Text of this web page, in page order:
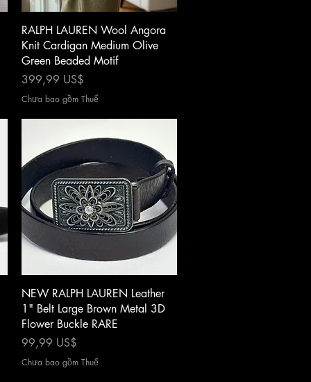
Xem nhanh
RALPH LAUREN Wool Angora
Knit Cardigan Medium Olive
Green Beaded Motif
Giá
399,99 US$
Chưa bao gồm Thuế
Xem nhanh
NEW RALPH LAUREN Leather
1" Belt Large Brown Metal 3D
Flower Buckle RARE
Giá
99,99 US$
Chưa bao gồm Thuế